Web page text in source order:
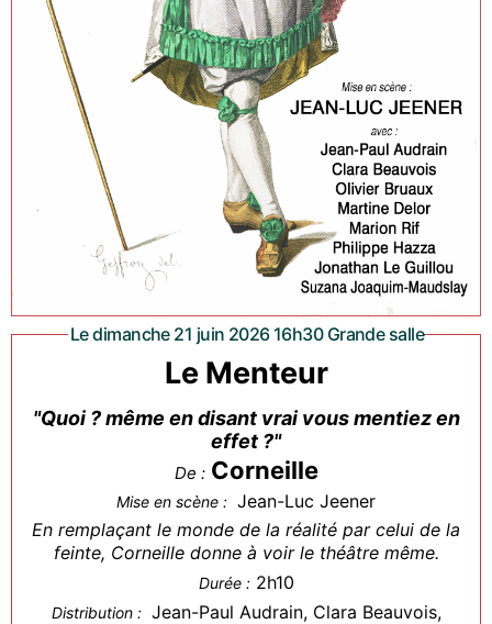
Le dimanche 21 juin 2026 16h30 Grande salle
Le Menteur
"Quoi ? même en disant vrai vous mentiez en
effet ?"
De : Corneille
Mise en scène : Jean-Luc Jeener
En remplaçant le monde de la réalité par celui de la
feinte, Corneille donne à voir le théâtre même.
Durée : 2h10
Distribution : Jean-Paul Audrain, Clara Beauvois,